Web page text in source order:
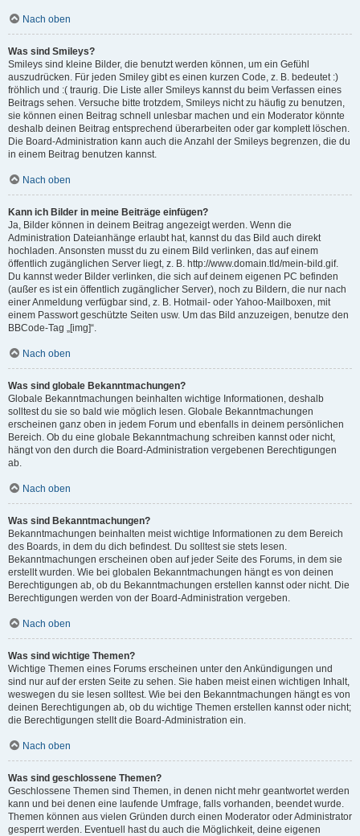
Nach oben
Was sind Smileys?
Smileys sind kleine Bilder, die benutzt werden können, um ein Gefühl
auszudrücken. Für jeden Smiley gibt es einen kurzen Code, z. B. bedeutet :)
fröhlich und :( traurig. Die Liste aller Smileys kannst du beim Verfassen eines
Beitrags sehen. Versuche bitte trotzdem, Smileys nicht zu häufig zu benutzen,
sie können einen Beitrag schnell unlesbar machen und ein Moderator könnte
deshalb deinen Beitrag entsprechend überarbeiten oder gar komplett löschen.
Die Board-Administration kann auch die Anzahl der Smileys begrenzen, die du
in einem Beitrag benutzen kannst.
Nach oben
Kann ich Bilder in meine Beiträge einfügen?
Ja, Bilder können in deinem Beitrag angezeigt werden. Wenn die
Administration Dateianhänge erlaubt hat, kannst du das Bild auch direkt
hochladen. Ansonsten musst du zu einem Bild verlinken, das auf einem
öffentlich zugänglichen Server liegt, z. B. http://www.domain.tld/mein-bild.gif.
Du kannst weder Bilder verlinken, die sich auf deinem eigenen PC befinden
(außer es ist ein öffentlich zugänglicher Server), noch zu Bildern, die nur nach
einer Anmeldung verfügbar sind, z. B. Hotmail- oder Yahoo-Mailboxen, mit
einem Passwort geschützte Seiten usw. Um das Bild anzuzeigen, benutze den
BBCode-Tag „[img]“.
Nach oben
Was sind globale Bekanntmachungen?
Globale Bekanntmachungen beinhalten wichtige Informationen, deshalb
solltest du sie so bald wie möglich lesen. Globale Bekanntmachungen
erscheinen ganz oben in jedem Forum und ebenfalls in deinem persönlichen
Bereich. Ob du eine globale Bekanntmachung schreiben kannst oder nicht,
hängt von den durch die Board-Administration vergebenen Berechtigungen
ab.
Nach oben
Was sind Bekanntmachungen?
Bekanntmachungen beinhalten meist wichtige Informationen zu dem Bereich
des Boards, in dem du dich befindest. Du solltest sie stets lesen.
Bekanntmachungen erscheinen oben auf jeder Seite des Forums, in dem sie
erstellt wurden. Wie bei globalen Bekanntmachungen hängt es von deinen
Berechtigungen ab, ob du Bekanntmachungen erstellen kannst oder nicht. Die
Berechtigungen werden von der Board-Administration vergeben.
Nach oben
Was sind wichtige Themen?
Wichtige Themen eines Forums erscheinen unter den Ankündigungen und
sind nur auf der ersten Seite zu sehen. Sie haben meist einen wichtigen Inhalt,
weswegen du sie lesen solltest. Wie bei den Bekanntmachungen hängt es von
deinen Berechtigungen ab, ob du wichtige Themen erstellen kannst oder nicht;
die Berechtigungen stellt die Board-Administration ein.
Nach oben
Was sind geschlossene Themen?
Geschlossene Themen sind Themen, in denen nicht mehr geantwortet werden
kann und bei denen eine laufende Umfrage, falls vorhanden, beendet wurde.
Themen können aus vielen Gründen durch einen Moderator oder Administrator
gesperrt werden. Eventuell hast du auch die Möglichkeit, deine eigenen